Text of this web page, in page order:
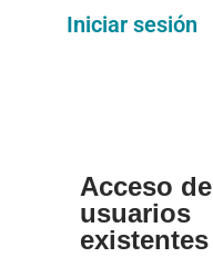
Iniciar sesión
Acceso de
usuarios
existentes